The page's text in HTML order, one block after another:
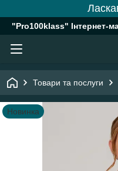
"Pro100klass" Інтернет-
Товари та послуги
Новинка